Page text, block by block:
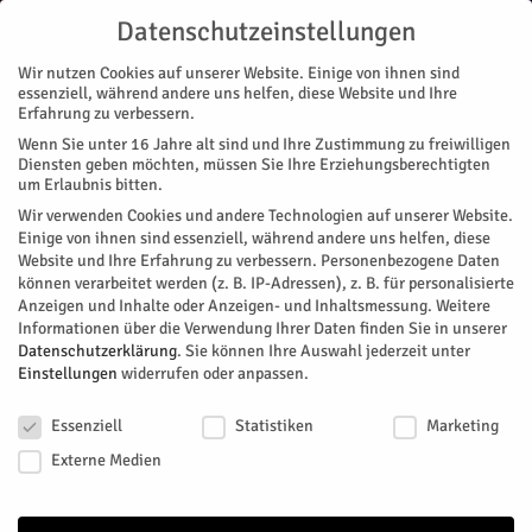
Start
« Alle Veranstaltungen
Diese Veranstaltung hat bereits stattgefunden.
Ausstellung „Konsum im
Wandel“
Facebook
Datenschutzeinstellungen
Wir nutzen Cookies auf unserer Website. Einige von ihnen sind
essenziell, während andere uns helfen, diese Website und Ihre
Erfahrung zu verbessern.
Wenn Sie unter 16 Jahre alt sind und Ihre Zustimmung zu freiwilligen
Diensten geben möchten, müssen Sie Ihre Erziehungsberechtigten
um Erlaubnis bitten.
Wir verwenden Cookies und andere Technologien auf unserer Website.
Einige von ihnen sind essenziell, während andere uns helfen, diese
Website und Ihre Erfahrung zu verbessern. Personenbezogene Daten
können verarbeitet werden (z. B. IP-Adressen), z. B. für personalisierte
Anzeigen und Inhalte oder Anzeigen- und Inhaltsmessung. Weitere
Informationen über die Verwendung Ihrer Daten finden Sie in unserer
Datenschutzerklärung. Sie können Ihre Auswahl jederzeit unter
Einstellungen widerrufen oder anpassen.
Essenziell
Statistiken
Marketing
Externe Medien